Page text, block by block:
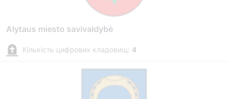
Alytaus miesto savivaldybė
Кількість цифрових кладовищ: 4